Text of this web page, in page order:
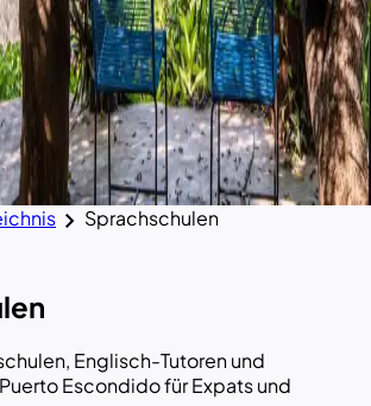
chevron_right Sprachschulen
Englisch-Tutoren und
Escondido für Expats und